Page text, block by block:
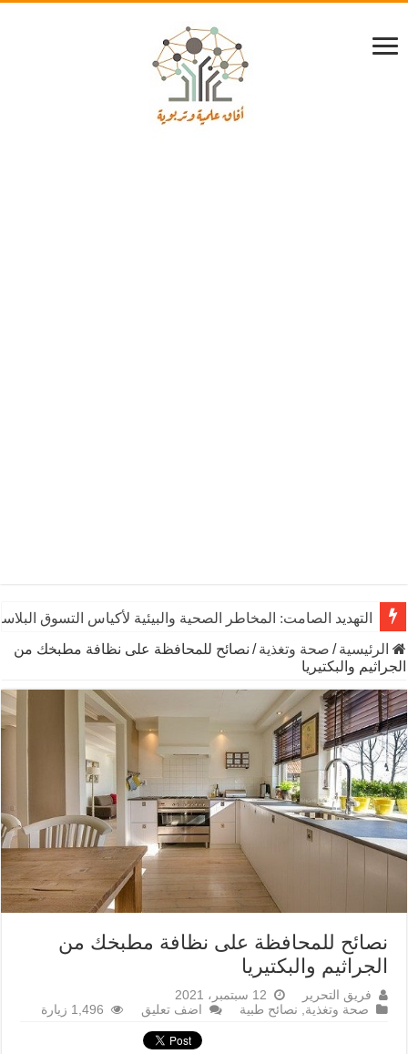
التهديد الصامت: المخاطر الصحية والبيئية لأكياس التسوق
الرئيسية / صحة وتغذية / نصائح للمحافظة على نظافة مطبخك من
الجراثيم والبكتيريا
نصائح للمحافظة على نظافة مطبخك من
الجراثيم والبكتيريا
فريق التحرير
12 سبتمبر، 2021
صحة وتغذية, نصائح طبية اضف تعليق 1,496 زيارة